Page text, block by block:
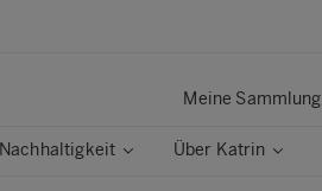
Meine Sammlung
Nachhaltigkeit Über Katrin